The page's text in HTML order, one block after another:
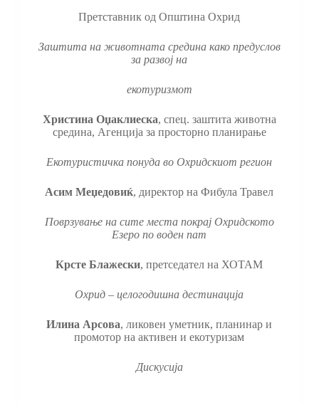
Претставник од Општина Охрид
Заштита на животната средина како предуслов
за развој на
екотуризмот
Христина Оџаклиеска, спец. заштита животна
средина, Агенција за просторно планирање
Екотуристичка понуда во Охридскиот регион
Асим Меџедовиќ, директор на Фибула Травел
Поврзување на сите места покрај Охридското
Езеро по воден пат
Крсте Блажески, претседател на ХОТАМ
Охрид – целогодишна дестинација
Илина Арсова, ликовен уметник, планинар и
промотор на активен и екотуризам
Дискусија